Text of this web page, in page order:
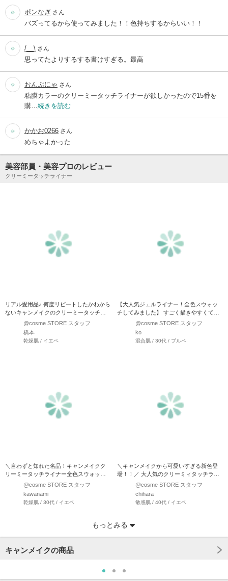
ポンなぎ さん
バズってるから使ってみました！！色持ちするからいい！！
/__\ さん
思ってたよりするする書けすぎる。最高
おんぷにゃ さん
粘膜カラーのクリーミータッチライナーが欲しかったので15番を
購… 続きを読む
かかお0266 さん
めちゃよかった
美容部員・美容プロのレビュー
クリーミータッチライナー
リアル愛用品♪ 何度リピートしたかわから
ないキャンメイクのクリーミータッチラ
イナー全色スウォッチ★…
@cosme STORE スタッフ
橋本
乾燥肌 / イエベ
【大人気ジェルライナー！全色スウォッ
チしてみました】 すごく描きやすくて、
スラスラ〜と描けちゃい…
@cosme STORE スタッフ
ko
混合肌 / 30代 / ブルベ
＼言わずと知れた名品！キャンメイクク
リーミータッチライナー全色スウォッチ
♡／ プチプラコスメ…
@cosme STORE スタッフ
kawanami
乾燥肌 / 30代 / イエベ
＼キャンメイクから可愛いすぎる新色登
場！！／ 大人気のクリーミィタッチライ
ナーから 限定色…
@cosme STORE スタッフ
chihara
敏感肌 / 40代 / イエベ
もっとみる
キャンメイクの商品